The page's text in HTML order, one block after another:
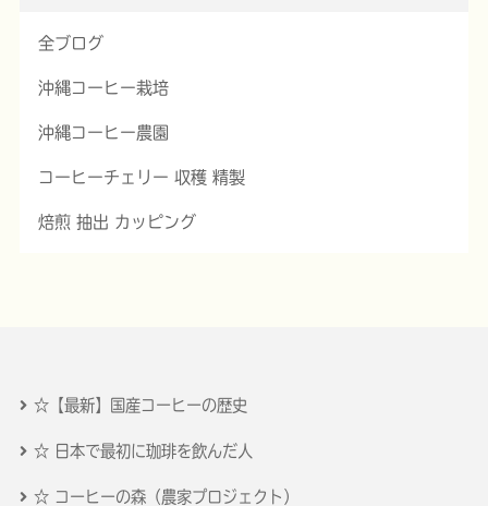
全ブログ
沖縄コーヒー栽培
沖縄コーヒー農園
コーヒーチェリー 収穫 精製
焙煎 抽出 カッピング
☆【最新】国産コーヒーの歴史
☆ 日本で最初に珈琲を飲んだ人
☆ コーヒーの森（農家プロジェクト）